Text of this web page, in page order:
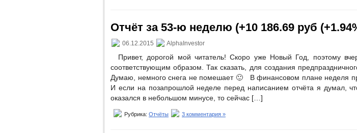
Отчёт за 53-ю неделю (+10 186.69 руб
06.12.2015 AlphaInvestor
Привет, дорогой мой читатель! Скоро уже Новый Год, поэтому
соответствующим образом. Так сказать, для создания
Думаю, немного снега не помешает 🙂 В финансовом плане неделя
И если на позапрошлой неделе перед написанием отчёта я думал,
оказался в небольшом минусе, то сейчас […]
Рубрика: Отчёты 3 комментария »